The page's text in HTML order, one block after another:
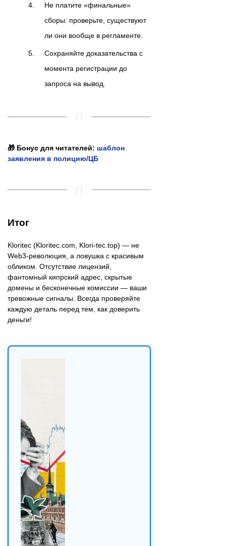
Не платите «финальные»
сборы: проверьте, существуют
ли они вообще в регламенте.
Сохраняйте доказательства с
момента регистрации до
запроса на вывод.
🎁 Бонус для читателей: шаблон
заявления в полицию/ЦБ
Итог
Kloritec (Kloritec.com, Klori-tec.top) — не
Web3-революция, а ловушка с красивым
обликом. Отсутствие лицензий,
фантомный кипрский адрес, скрытые
домены и бесконечные комиссии — ваши
тревожные сигналы. Всегда проверяйте
каждую деталь перед тем, как доверить
деньги!